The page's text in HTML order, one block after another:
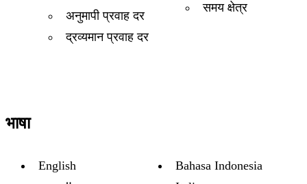
अनुमापी प्रवाह दर
द्रव्यमान प्रवाह दर
समय क्षेत्र
भाषा
English
Bahasa Indonesia